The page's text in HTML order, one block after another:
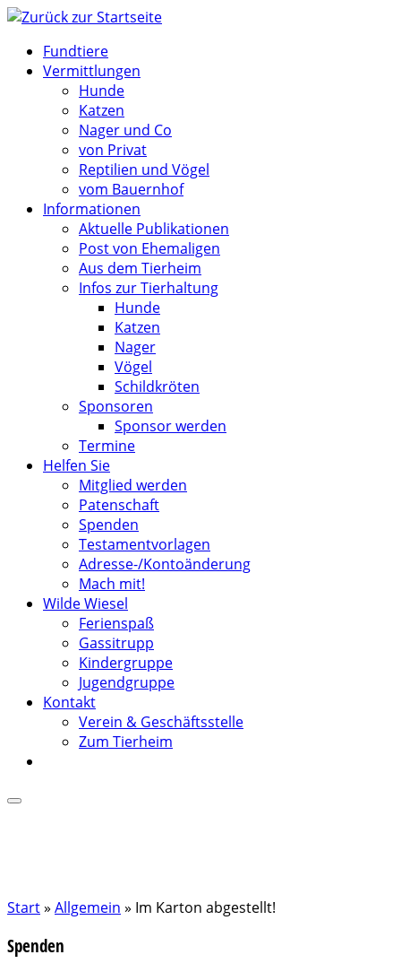
Zum
springenFundtiere
Vermittlungen
Hunde
Katzen
Nager und Co
von Privat
Reptilien und Vögel
vom Bauernhof
Informationen
Aktuelle Publikationen
Post von Ehemaligen
Aus dem Tierheim
Infos zur Tierhaltung
Hunde
Katzen
Nager
Vögel
Schildkröten
Sponsoren
Sponsor werden
Termine
Helfen Sie
Mitglied werden
Patenschaft
Spenden
Testamentvorlagen
Adresse-/Kontoänderung
Mach mit!
Wilde Wiesel
Ferienspaß
Gassitrupp
Kindergruppe
Jugendgruppe
Kontakt
Verein & Geschäftsstelle
Zum Tierheim
Start» Allgemein » Im Karton abgestellt!
Spenden